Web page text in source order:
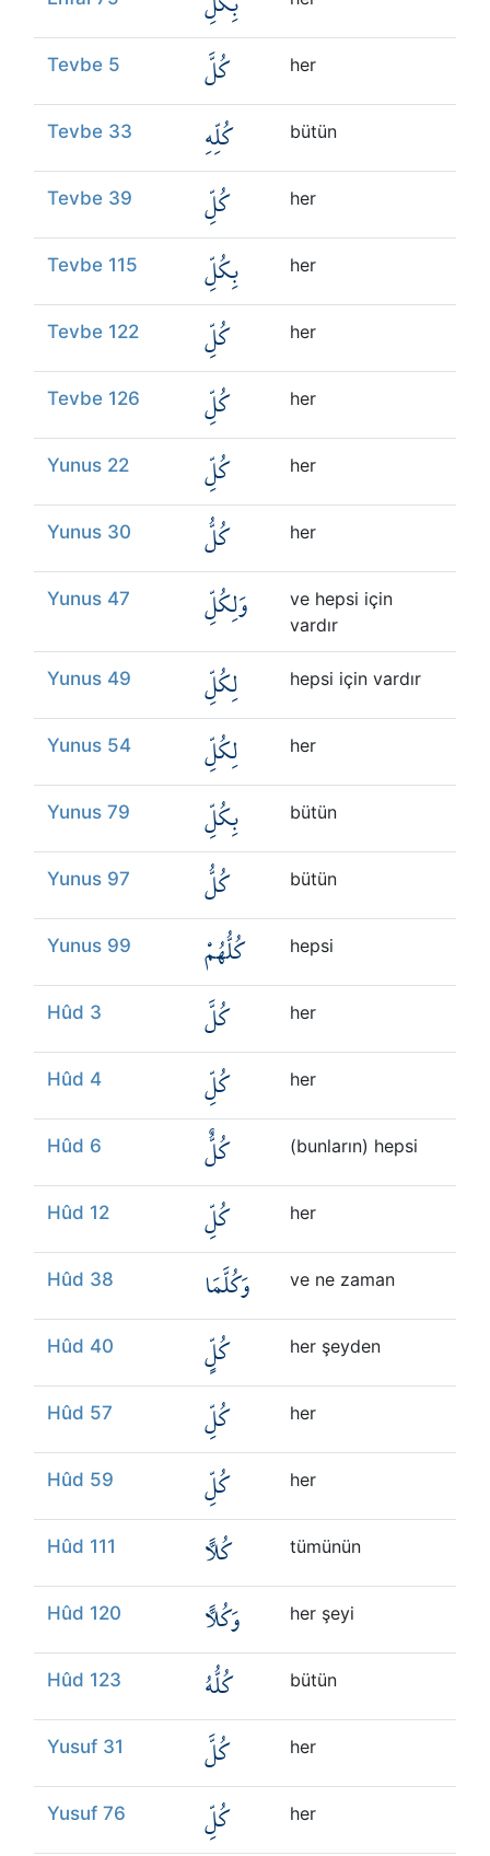
Tevbe 5 كُلَّ her
Tevbe 33 كُلِّهِ bütün
Tevbe 39 كُلِّ her
Tevbe 115 بِكُلِّ her
Tevbe 122 كُلِّ her
Tevbe 126 كُلِّ her
Yunus 22 كُلِّ her
Yunus 30 كُلُّ her
Yunus 47 وَلِكُلِّ
ve hepsi için
vardır
Yunus 49 لِكُلِّ hepsi için vardır
Yunus 54 لِكُلِّ her
Yunus 79 بِكُلِّ bütün
Yunus 97 كُلُّ bütün
Yunus 99 كُلُّهُمْ hepsi
Hûd 3 كُلَّ her
Hûd 4 كُلِّ her
Hûd 6 كُلٌّ (bunların) hepsi
Hûd 12 كُلِّ her
Hûd 38 وَكُلَّمَا ve ne zaman
Hûd 40 كُلٍّ her şeyden
Hûd 57 كُلِّ her
Hûd 59 كُلِّ her
Hûd 111 كُلًّا tümünün
Hûd 120 وَكُلًّا her şeyi
Hûd 123 كُلُّهُ bütün
Yusuf 31 كُلَّ her
Yusuf 76 كُلِّ her